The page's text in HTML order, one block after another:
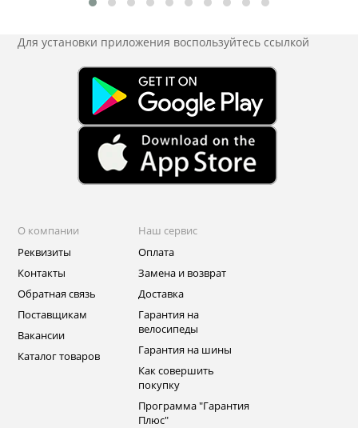
Для установки приложения воспользуйтесь ссылкой
О компании
Реквизиты
Контакты
Обратная связь
Поставщикам
Вакансии
Каталог товаров
Наш сервис
Оплата
Замена и возврат
Доставка
Гарантия на
велосипеды
Гарантия на шины
Как совершить
покупку
Программа "Гарантия
Плюс"